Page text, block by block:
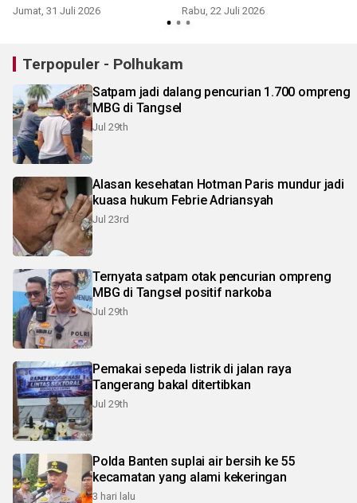
Jumat, 31 Juli 2026 Rabu, 22 Juli 2026
Terpopuler - Polhukam
Satpam jadi dalang pencurian 1.700 ompreng
MBG di Tangsel
Jul 29th
Alasan kesehatan Hotman Paris mundur jadi
kuasa hukum Febrie Adriansyah
Jul 23rd
Ternyata satpam otak pencurian ompreng
MBG di Tangsel positif narkoba
Jul 29th
Pemakai sepeda listrik di jalan raya
Tangerang bakal ditertibkan
Jul 29th
Polda Banten suplai air bersih ke 55
kecamatan yang alami kekeringan
3 hari lalu